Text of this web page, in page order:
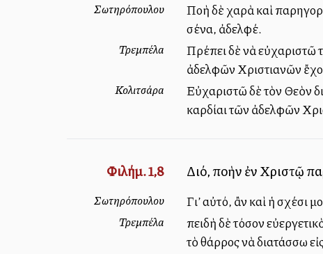
Σωτηρόπουλου
Πολλὴ δὲ χαρὰ καὶ
σένα, ἀδελφέ.
Τρεμπέλα
Πρέπει δὲ νὰ εὐχαριστῶ
ἀδελφῶν Χριστιανῶν
Κολιτσάρα
Εὐχαριστῶ δὲ τὸν Θεὸν
καρδίαι τῶν ἀδελφῶν
Φιλήμ. 1,8 Διό, πολλὴν ἐν Χριστῷ
Σωτηρόπουλου Γι’ αὐτό, ἂν καὶ ἡ σχέσι
Τρεμπέλα
Ἐπειδὴ δὲ τόσον
τὸ θάρρος νὰ διατάσσω